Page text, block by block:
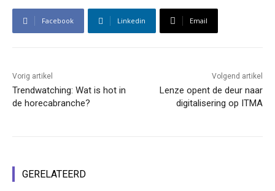
Facebook Linkedin Email
Vorig artikel
Trendwatching: Wat is hot in
de horecabranche?
Volgend artikel
Lenze opent de deur naar
digitalisering op ITMA
GERELATEERD